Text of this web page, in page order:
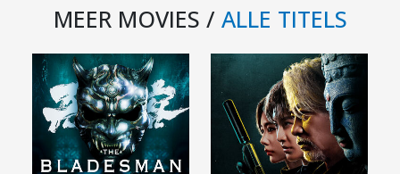
MEER MOVIES / ALLE TITELS